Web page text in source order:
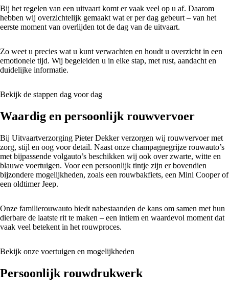
Bij het regelen van een uitvaart komt er vaak veel op u af. Daarom
hebben wij overzichtelijk gemaakt wat er per dag gebeurt – van het
eerste moment van overlijden tot de dag van de uitvaart.
Zo weet u precies wat u kunt verwachten en houdt u overzicht in een
emotionele tijd. Wij begeleiden u in elke stap, met rust, aandacht en
duidelijke informatie.
Bekijk de stappen dag voor dag
Waardig en persoonlijk rouwvervoer
Bij Uitvaartverzorging Pieter Dekker verzorgen wij rouwvervoer met
zorg, stijl en oog voor detail. Naast onze champagnegrijze rouwauto’s
met bijpassende volgauto’s beschikken wij ook over zwarte, witte en
blauwe voertuigen. Voor een persoonlijk tintje zijn er bovendien
bijzondere mogelijkheden, zoals een rouwbakfiets, een Mini Cooper of
een oldtimer Jeep.
Onze familierouwauto biedt nabestaanden de kans om samen met hun
dierbare de laatste rit te maken – een intiem en waardevol moment dat
vaak veel betekent in het rouwproces.
Bekijk onze voertuigen en mogelijkheden
Persoonlijk rouwdrukwerk